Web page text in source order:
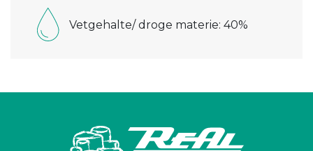
Vetgehalte/ droge materie: 40%